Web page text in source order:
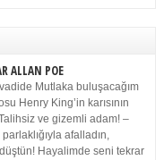
ALLAN POE
Mutlaka buluşacağım
Henry King’in karısının
ve gizemli adam! –
afalladın,
Hayalimde seni tekrar